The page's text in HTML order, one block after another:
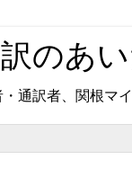
のあ
通訳者、関根マ